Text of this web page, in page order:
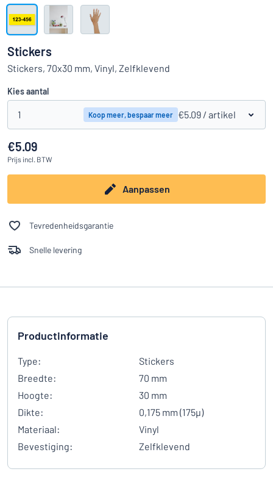
Kun je niet vinden wat je zoekt? Ontwerp uw bord hier
Toon alle categorieën
Inloggen
Klantenservice
Consument Bedrijf
Stickers
Stickers, 70x30 mm, Vinyl, Zelfklevend
Kies aantal
1 Koop meer, bespaar meer €5.09 / artikel
€5.09
Prijs incl. BTW
Aanpassen
Tevredenheidsgarantie
Snelle levering
Productinformatie
Type:
Stickers
Breedte:
70 mm
Hoogte:
30 mm
Dikte:
0,175 mm (175µ)
Materiaal:
Vinyl
Bevestiging:
Zelfklevend